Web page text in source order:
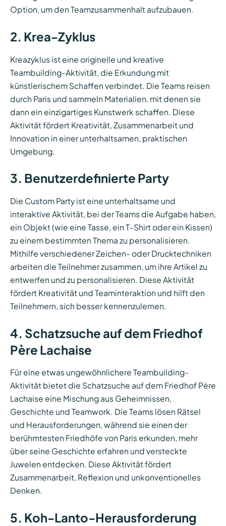
Option, um den Teamzusammenhalt aufzubauen.
2. Krea-Zyklus
Kreazyklus ist eine originelle und kreative
Teambuilding-Aktivität, die Erkundung mit
künstlerischem Schaffen verbindet. Die Teams reisen
durch Paris und sammeln Materialien, mit denen sie
dann ein einzigartiges Kunstwerk schaffen. Diese
Aktivität fördert Kreativität, Zusammenarbeit und
Innovation in einer unterhaltsamen, praktischen
Umgebung.
3. Benutzerdefinierte Party
Die Custom Party ist eine unterhaltsame und
interaktive Aktivität, bei der Teams die Aufgabe haben,
ein Objekt (wie eine Tasse, ein T-Shirt oder ein Kissen)
zu einem bestimmten Thema zu personalisieren.
Mithilfe verschiedener Zeichen- oder Drucktechniken
arbeiten die Teilnehmer zusammen, um ihre Artikel zu
entwerfen und zu personalisieren. Diese Aktivität
fördert Kreativität und Teaminteraktion und hilft den
Teilnehmern, sich besser kennenzulernen.
4. Schatzsuche auf dem Friedhof
Père Lachaise
Für eine etwas ungewöhnlichere Teambuilding-
Aktivität bietet die Schatzsuche auf dem Friedhof Père
Lachaise eine Mischung aus Geheimnissen,
Geschichte und Teamwork. Die Teams lösen Rätsel
und Herausforderungen, während sie einen der
berühmtesten Friedhöfe von Paris erkunden, mehr
über seine Geschichte erfahren und versteckte
Juwelen entdecken. Diese Aktivität fördert
Zusammenarbeit, Reflexion und unkonventionelles
Denken.
5. Koh-Lanto-Herausforderung